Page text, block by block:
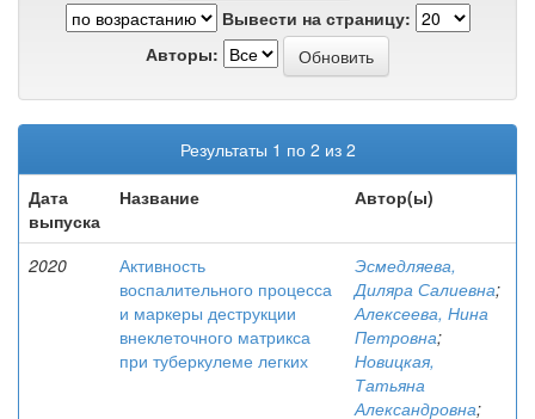
Вывести на страницу:
Авторы:
Результаты 1 по 2 из 2
Дата
выпуска
Название Автор(ы)
2020
Активность
воспалительного процесса
и маркеры деструкции
внеклеточного матрикса
при туберкулеме легких
Эсмедляева,
Диляра Салиевна;
Алексеева, Нина
Петровна;
Новицкая,
Татьяна
Александровна;